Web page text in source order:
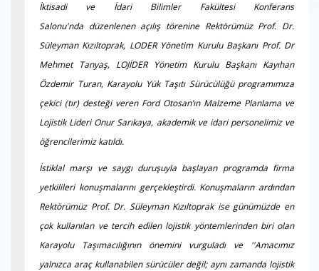
İktisadi ve İdari Bilimler Fakültesi Konferans
Salonu'nda düzenlenen açılış törenine Rektörümüz Prof. Dr.
Süleyman Kızıltoprak, LODER Yönetim Kurulu Başkanı Prof. Dr
Mehmet Tanyaş, LOJİDER Yönetim Kurulu Başkanı Kayıhan
Özdemir Turan, Karayolu Yük Taşıtı Sürücülüğü programımıza
çekici (tır) desteği veren Ford Otosan’ın Malzeme Planlama ve
Lojistik Lideri Onur Sarıkaya, akademik ve idari personelimiz ve
öğrencilerimiz katıldı.
İstiklal marşı ve saygı duruşuyla başlayan programda firma
yetkilileri konuşmalarını gerçekleştirdi. Konuşmaların ardından
Rektörümüz Prof. Dr. Süleyman Kızıltoprak ise günümüzde en
çok kullanılan ve tercih edilen lojistik yöntemlerinden biri olan
Karayolu Taşımacılığının önemini vurguladı ve ''Amacımız
yalnızca araç kullanabilen sürücüler değil; aynı zamanda lojistik